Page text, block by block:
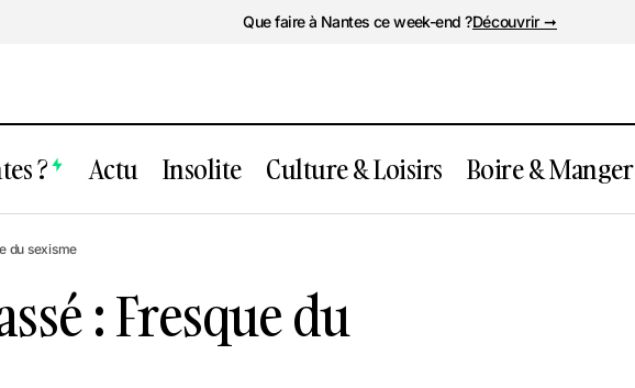
Que faire à Nantes ce week-end ?Découvrir ➞
? Actu Insolite Culture & Loisirs Boire & Manger
Loisirs Événement passé : Fresque du sexisme
du sexisme
: Fresque du